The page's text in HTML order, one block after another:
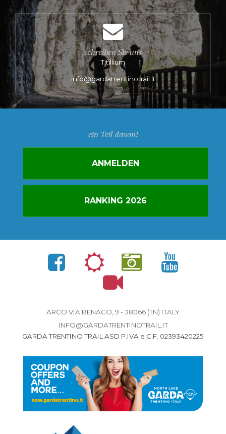
schreiben Sie uns
Titillium
info@gardatrentinotrail.it
ein Teil davon!
ANMELDEN
RANKING 2026
ARCO VIA BENACO, 9 - 38066 (TN) ITALY
INFO@GARDATRENTINOTRAIL.IT
GARDA TRENTINO TRAIL ASD P.IVA e C.F. 02393420225